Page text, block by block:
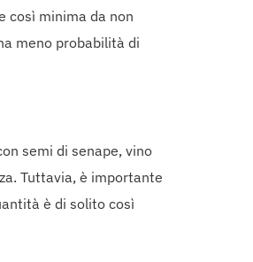
così minima da non
meno probabilità di
semi di senape, vino
Tuttavia, è importante
è di solito così